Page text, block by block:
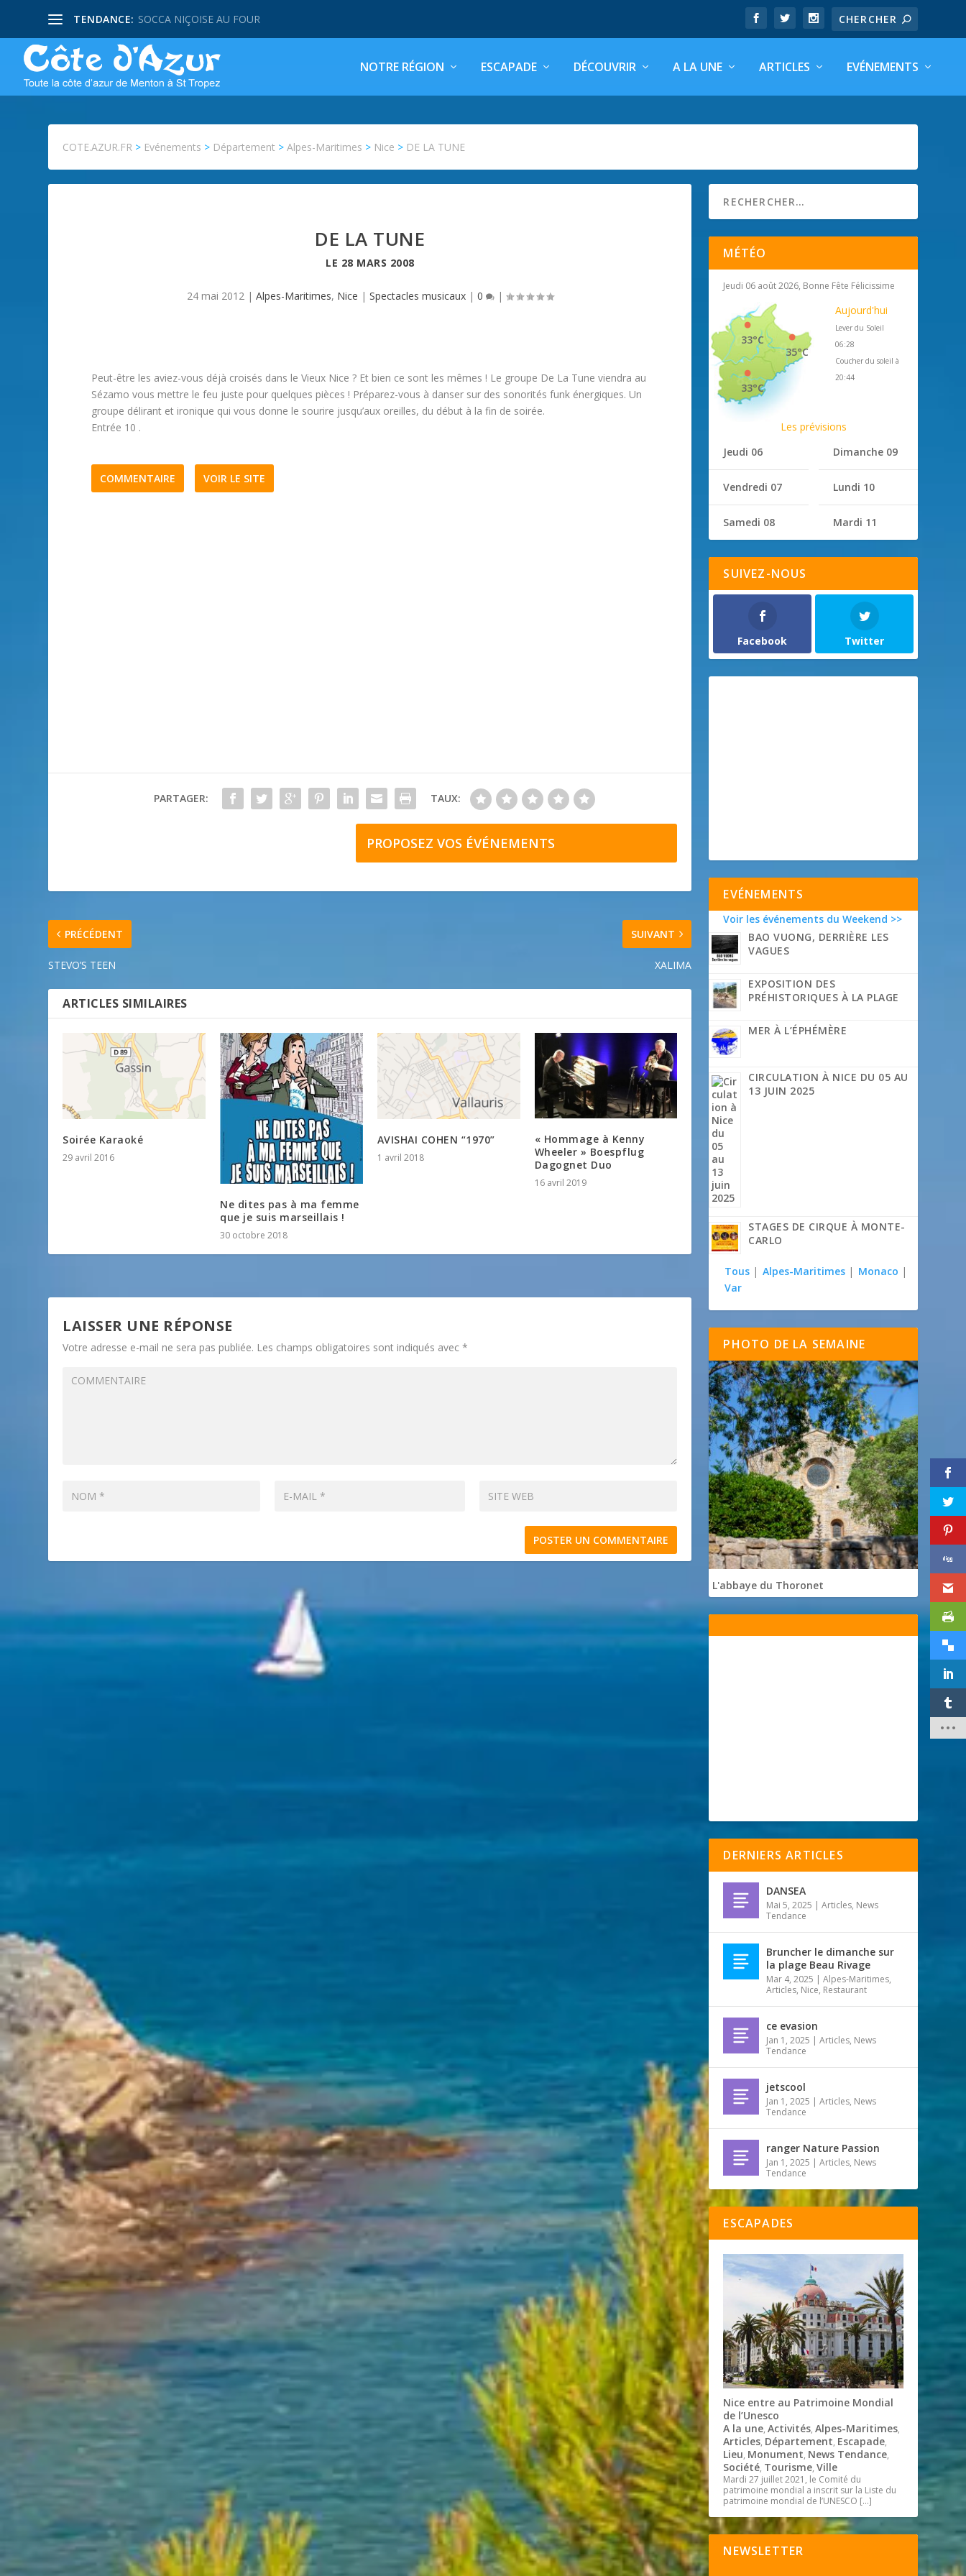
TENDANCE: SOCCA NIÇOISE AU FOUR
NOTRE RÉGION ESCAPADE DÉCOUVRIR A LA UNE ARTICLES EVÉNEMENTS
COTE.AZUR.FR > Evénements > Département >Alpes-Maritimes > Nice > DE LA TUNE
DE LA TUNE
LE 28 MARS 2008
24 mai 2012| Alpes-Maritimes, Nice | Spectacles musicaux| 0 |
Peut-être les aviez-vous déjà croisés dans le Vieux Nice ? Et bien ce sont les mêmes ! Le groupe De La Tune viendra au
Sézamo vous mettre le feu juste pour quelques pièces ! Préparez-vous à danser sur des sonorités funk énergiques. Un
groupe délirant et ironique qui vous donne le sourire jusqu’aux oreilles, du début à la fin de soirée.
Entrée 10 .
COMMENTAIRE VOIR LE SITE
PARTAGER: TAUX:
PROPOSEZ VOS ÉVÉNEMENTS
PRÉCÉDENT
STEVO’S TEEN
SUIVANT
XALIMA
ARTICLES SIMILAIRES
Soirée Karaoké
29 avril 2016
Ne dites pas à ma femme
que je suis marseillais !
30 octobre 2018
AVISHAI COHEN “1970”
1 avril 2018
« Hommage à Kenny
Wheeler » Boespflug
Dagognet Duo
16 avril 2019
LAISSER UNE RÉPONSE
Votre adresse e-mail ne sera pas publiée. Les champs obligatoires sont indiqués avec*
MÉTÉO
Jeudi 06 août 2026, Bonne Fête Félicissime
35°C
33°C
33°C
Aujourd'hui
Lever du Soleil
06:28
Coucher du soleil à
20:44
Les prévisions
Jeudi 06
Vendredi 07
Samedi 08
Dimanche 09
Lundi 10
Mardi 11
SUIVEZ-NOUS
Facebook Twitter
EVÉNEMENTS
Voir les événements du Weekend >>
BAO VUONG, DERRIÈRE LES
VAGUES
EXPOSITION DES
PRÉHISTORIQUES À LA PLAGE
MER À L’ÉPHÉMÈRE
CIRCULATION À NICE DU 05 AU
13 JUIN 2025
STAGES DE CIRQUE À MONTE-
CARLO
Tous | Alpes-Maritimes | Monaco |
Var
PHOTO DE LA SEMAINE
L'abbaye du Thoronet
DERNIERS ARTICLES
DANSEA
Mai 5, 2025 |Articles, News
Tendance
Bruncher le dimanche sur
la plage Beau Rivage
Mar 4, 2025 |Alpes-Maritimes,
Articles, Nice, Restaurant
ce evasion
Jan 1, 2025 |Articles, News
Tendance
jetscool
Jan 1, 2025 |Articles, News
Tendance
ranger Nature Passion
Jan 1, 2025 |Articles, News
Tendance
ESCAPADES
Nice entre au Patrimoine Mondial
de l’Unesco
A la une,Activités,Alpes-Maritimes,
Articles, Département, Escapade,
Lieu, Monument, News Tendance,
Société, Tourisme,Ville
Mardi 27 juillet 2021, le Comité du
patrimoine mondial a inscrit sur la Liste du
patrimoine mondial de l’UNESCO […]
NEWSLETTER